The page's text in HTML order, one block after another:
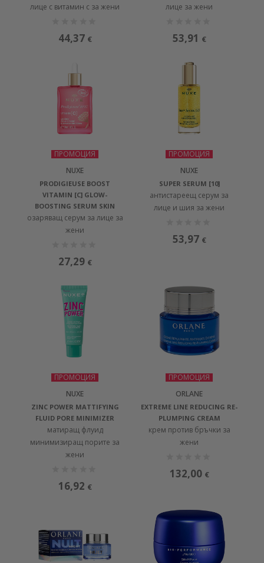
лице с витамин с за жени
44,37 €
лице за жени
53,91 €
ПРОМОЦИЯ
NUXE
PRODIGIEUSE BOOST
VITAMIN [C] GLOW-
BOOSTING SERUM SKIN
озаряващ серум за лице за
жени
27,29 €
ПРОМОЦИЯ
NUXE
SUPER SERUM [10]
антистареещ серум за
лице и шия за жени
53,97 €
ПРОМОЦИЯ
NUXE
ZINC POWER MATTIFYING
FLUID PORE MINIMIZER
матиращ флуид
минимизиращ порите за
жени
16,92 €
ПРОМОЦИЯ
ORLANE
EXTREME LINE REDUCING RE-
PLUMPING CREAM
крем против бръчки за
жени
132,00 €